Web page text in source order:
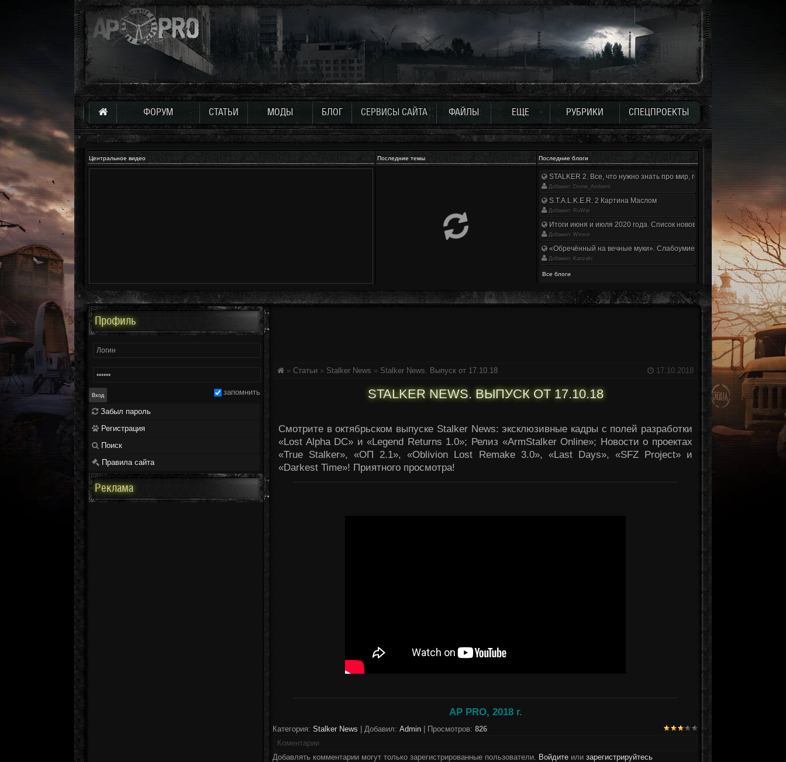
ФОРУМ СТАТЬИ МОДЫ БЛОГ СЕРВИСЫ САЙТА ФАЙЛЫ ЕЩЕ РУБРИКИ СПЕЦПРОЕКТЫ
Центральное видео Последние темы Последние блоги
STALKER 2. Все, что нужно знать про мир, геймплей и сюжет | Разбор
Добавил: Drone_Ambient
S.T.A.L.K.E.R. 2 Картина Маслом
Добавил: RuWar
Итоги июня и июля 2020 года. Список нововведений
Добавил: Winsor
«Обречённый на вечные муки». Слабоумие и отвага
Добавил: Kanzaki
Все блоги
17.10.2018
» Статьи » Stalker News » Stalker News. Выпуск от 17.10.18
STALKER NEWS. ВЫПУСК ОТ 17.10.18
Смотрите в октябрьском выпуске Stalker News: эксклюзивные кадры с полей разработки
«Lost Alpha DC» и «Legend Returns 1.0»; Релиз «ArmStalker Online»; Новости о проектах
«True Stalker», «ОП 2.1», «Oblivion Lost Remake 3.0», «Last Days», «SFZ Project» и
«Darkest Time»! Приятного просмотра!
AP PRO, 2018 г.
Категория: Stalker News | Добавил: Аdmin | Просмотров: 826
Коментарии
Добавлять комментарии могут только зарегистрированные пользователи. Войдите или зарегистрируйтесь
Профиль
запомнить
Забыл пароль
Регистрация
Поиск
Правила сайта
Реклама